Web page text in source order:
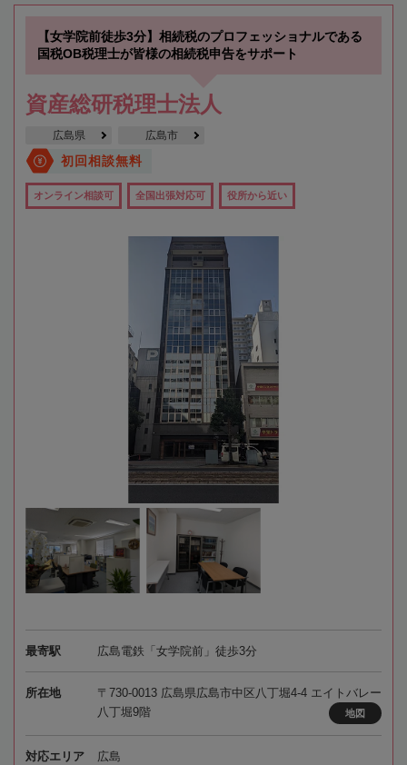
【女学院前徒歩3分】相続税のプロフェッショナルである
国税OB税理士が皆様の相続税申告をサポート
資産総研税理士法人
広島県 広島市
初回相談無料
オンライン相談可 全国出張対応可 役所から近い
最寄駅 広島電鉄「女学院前」徒歩3分
所在地
〒730-0013 広島県広島市中区八丁堀4-4 エイトバレー
八丁堀9階
地図
対応エリア 広島